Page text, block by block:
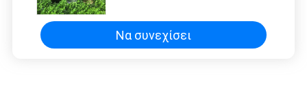
Να συνεχίσει